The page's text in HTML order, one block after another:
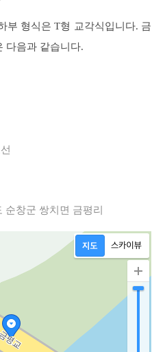
부 형식은 T형 교각식입니다. 금
다음과 같습니다.
순창군 쌍치면 금평리